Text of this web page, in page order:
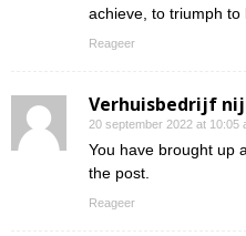
achieve, to triumph to
Reageer
Verhuisbedrijf
20 september 2022 at 10:05
You have brought up
the post.
Reageer